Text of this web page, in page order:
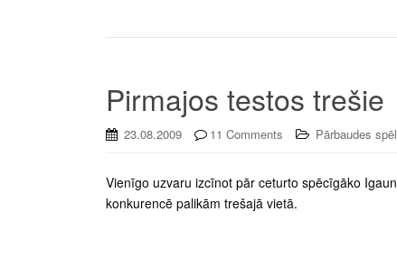
Pirmajos testos trešie
23.08.2009 11 Comments Pārbaudes
Vienīgo uzvaru izcīnot pār ceturto spēcīgāko
konkurencē palikām trešajā vietā.